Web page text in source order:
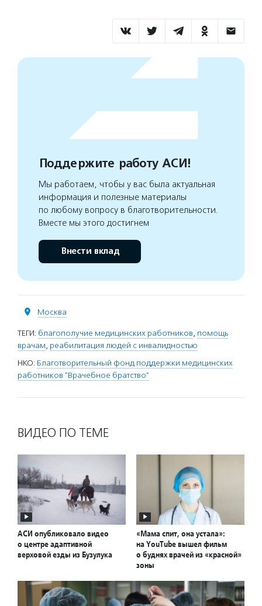
Поддержите работу АСИ!
Мы работаем, чтобы у вас была актуальная
информация и полезные материалы
по любому вопросу в благотворительности.
Вместе мы этого достигнем
Внести вклад
Москва
ТЕГИ: благополучие медицинских работников, помощь
врачам, реабилитация людей с инвалидностью
НКО: Благотворительный фонд поддержки медицинских
работников "Врачебное братство"
ВИДЕО ПО ТЕМЕ
АСИ опубликовало видео
о центре адаптивной
верховой езды из Бузулука
«Мама спит, она устала»:
на YouTube вышел фильм
о буднях врачей из «красной»
зоны